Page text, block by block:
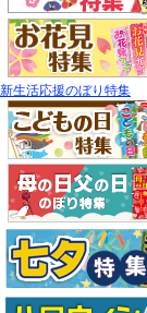
新生活応援のぼり特集